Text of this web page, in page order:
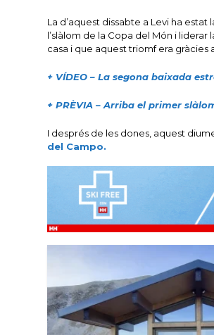
La d’aquest dissabte a Levi ha
l’slàlom de la Copa del Món i
casa i que aquest triomf era gràcies
+ VÍDEO – La segona baixada
+ PRÈVIA – Arriba el primer
I després de les dones, aquest
del Campo.